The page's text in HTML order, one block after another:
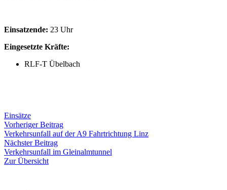
Einsatzende: 23 Uhr
Eingesetzte Kräfte:
RLF-T Übelbach
Einsätze
Beitragsnavigation
Vorheriger BeitragVorheriger
Beitrag:
Verkehrsunfall auf der A9 Fahrtrichtung Linz
Nächster BeitragNächster
Beitrag:
Verkehrsunfall im Gleinalmtunnel
Zur Übersicht